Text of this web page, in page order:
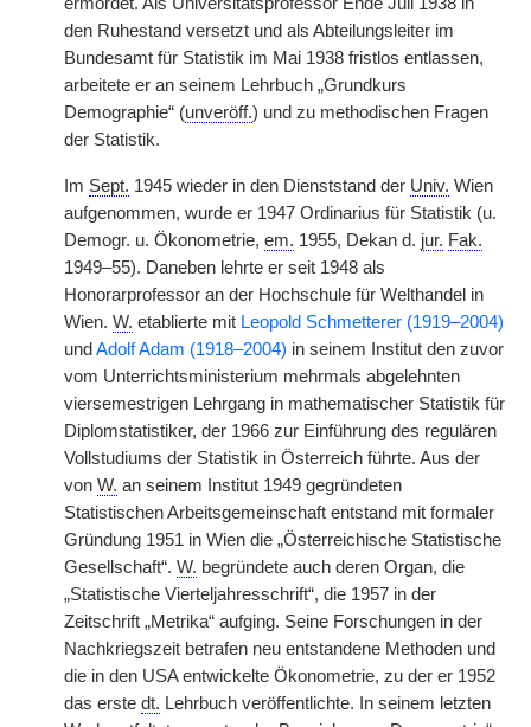
den Ruhestand versetzt und als Abteilungsleiter im
Bundesamt für Statistik im Mai 1938 fristlos entlassen,
arbeitete er an seinem Lehrbuch „Grundkurs
Demographie“ (unveröff.) und zu methodischen Fragen
der Statistik.
Im Sept. 1945 wieder in den Dienststand der Univ. Wien
aufgenommen, wurde er 1947 Ordinarius für Statistik (u.
Demogr. u. Ökonometrie, em. 1955, Dekan d. jur. Fak.
1949–55). Daneben lehrte er seit 1948 als
Honorarprofessor an der Hochschule für Welthandel in
Wien. W. etablierte mit Leopold Schmetterer (1919–2004)
und Adolf Adam (1918–2004) in seinem Institut den zuvor
vom Unterrichtsministerium mehrmals abgelehnten
viersemestrigen Lehrgang in mathematischer Statistik für
Diplomstatistiker, der 1966 zur Einführung des regulären
Vollstudiums der Statistik in Österreich führte. Aus der
von W. an seinem Institut 1949 gegründeten
Statistischen Arbeitsgemeinschaft entstand mit formaler
Gründung 1951 in Wien die „Österreichische Statistische
Gesellschaft“. W. begründete auch deren Organ, die
„Statistische Vierteljahresschrift“, die 1957 in der
Zeitschrift „Metrika“ aufging. Seine Forschungen in der
Nachkriegszeit betrafen neu entstandene Methoden und
die in den USA entwickelte Ökonometrie, zu der er 1952
das erste dt. Lehrbuch veröffentlichte. In seinem letzten